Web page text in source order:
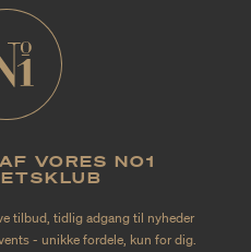
VORES NO1
tilbud, tidlig adgang til nyheder
- unikke fordele, kun for dig.